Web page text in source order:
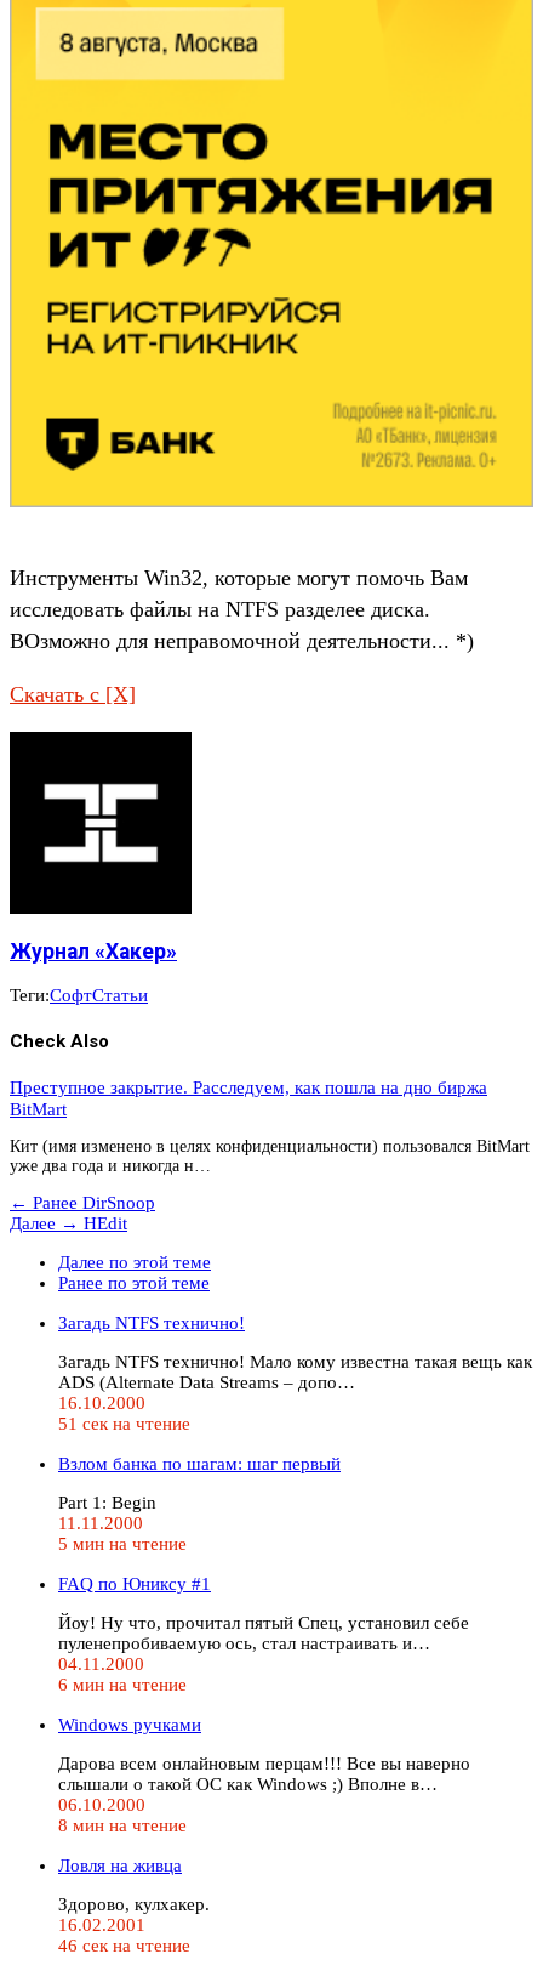
Инструменты Win32, которые могут помочь Вам
исследовать файлы на NTFS разделее диска.
ВОзможно для неправомочной деятельности... *)
Скачать с [X]
Журнал «Хакер»
Теги:СофтСтатьи
Check Also
Преступное закрытие. Расследуем, как пошла на дно биржа
BitMart
Кит (имя изменено в целях конфиденциальности) пользовался BitMart
уже два года и никогда н…
← Ранее DirSnoop
Далее → HEdit
Далее по этой теме
Ранее по этой теме
Загадь NTFS технично!
Загадь NTFS технично! Мало кому известна такая вещь как
ADS (Alternate Data Streams – допо…
16.10.2000
51 сек на чтение
Взлом банка по шагам: шаг первый
Part 1: Begin
11.11.2000
5 мин на чтение
FAQ по Юниксу #1
Йоу! Ну что, прочитал пятый Спец, установил себе
пуленепробиваемую ось, стал настраивать и…
04.11.2000
6 мин на чтение
Windows ручками
Дарова всем онлайновым перцам!!! Все вы наверно
слышали о такой ОС как Windows ;) Вполне в…
06.10.2000
8 мин на чтение
Ловля на живца
Здорово, кулхакер.
16.02.2001
46 сек на чтение